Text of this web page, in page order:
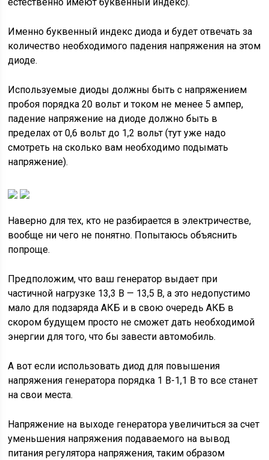
естественно имеют буквенный индекс).
Именно буквенный индекс диода и будет отвечать за
количество необходимого падения напряжения на этом
диоде.
Используемые диоды должны быть с напряжением
пробоя порядка 20 вольт и током не менее 5 ампер,
падение напряжение на диоде должно быть в
пределах от 0,6 вольт до 1,2 вольт (тут уже надо
смотреть на сколько вам необходимо подымать
напряжение).
Наверно для тех, кто не разбирается в электричестве,
вообще ни чего не понятно. Попытаюсь объяснить
попроще.
Предположим, что ваш генератор выдает при
частичной нагрузке 13,3 В — 13,5 В, а это недопустимо
мало для подзаряда АКБ и в свою очередь АКБ в
скором будущем просто не сможет дать необходимой
энергии для того, что бы завести автомобиль.
А вот если использовать диод для повышения
напряжения генератора порядка 1 В-1,1 В то все станет
на свои места.
Напряжение на выходе генератора увеличиться за счет
уменьшения напряжения подаваемого на вывод
питания регулятора напряжения, таким образом